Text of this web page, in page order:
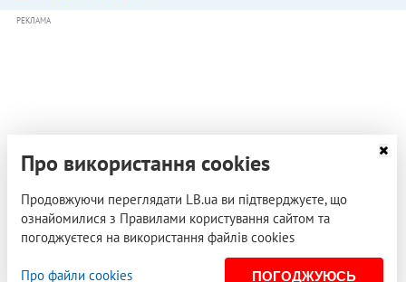
РЕКЛАМА
Про використання cookies
Продовжуючи переглядати LB.ua ви підтверджуєте, що
ознайомилися з Правилами користування сайтом та
погоджуєтеся на використання файлів cookies
Про файли cookies ПОГОДЖУЮСЬ